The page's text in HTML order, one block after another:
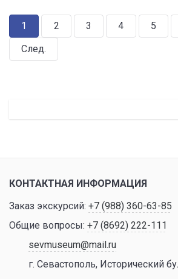
1 2 3 4 5
След.
КОНТАКТНАЯ ИНФОРМАЦИЯ
Заказ экскурсий: +7 (988) 360-63-85
Общие вопросы: +7 (8692) 222-111
sevmuseum@mail.ru
г. Севастополь, Исторический